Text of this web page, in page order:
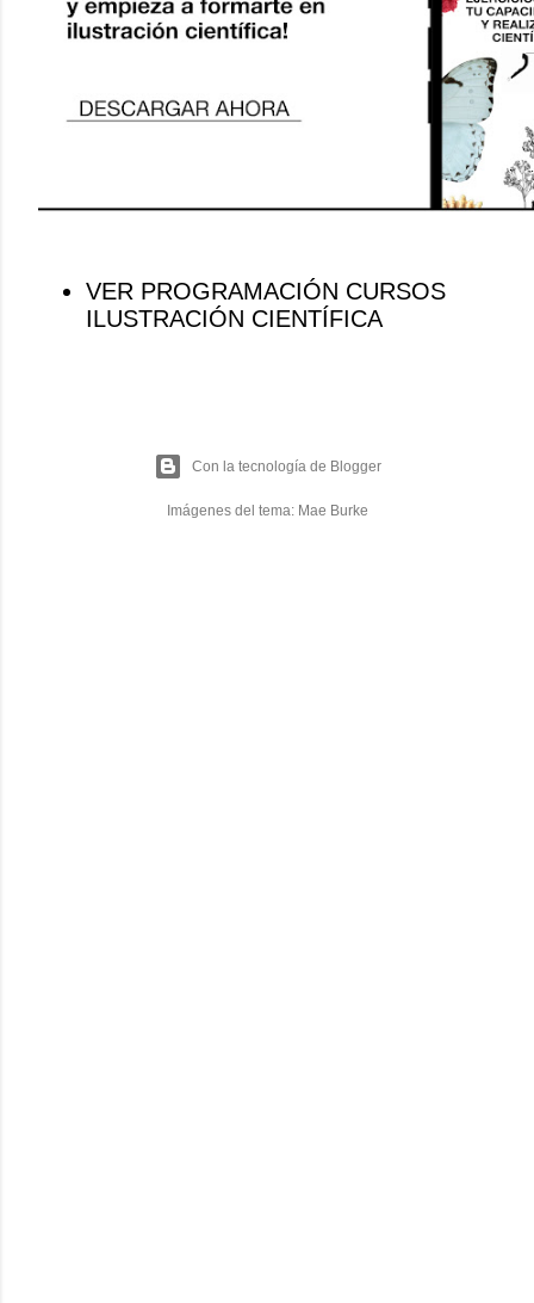
VER PROGRAMACIÓN CURSOS
ILUSTRACIÓN CIENTÍFICA
Con la tecnología de Blogger
Imágenes del tema: Mae Burke